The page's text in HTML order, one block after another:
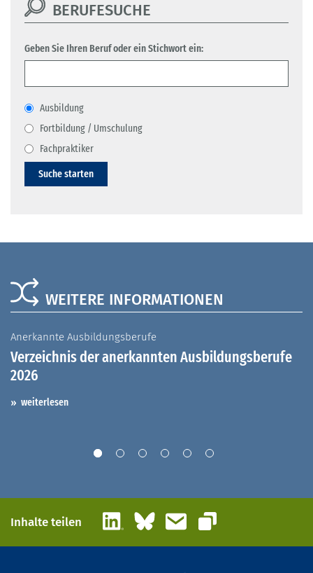
BERUFESUCHE
Geben Sie Ihren Beruf oder ein Stichwort ein:
Ausbildung
Fortbildung / Umschulung
Fachpraktiker
Suche starten
WEITERE INFORMATIONEN
Anerkannte Ausbildungsberufe
Verzeichnis der anerkannten Ausbildungsberufe
2026
weiterlesen
Inhalte teilen LinkedInBlueskyE-Mail
Link kopieren